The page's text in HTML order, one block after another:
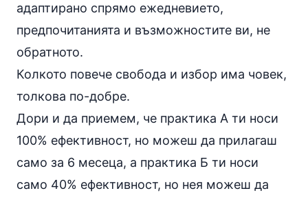
адаптирано спрямо ежедневието,
предпочитанията и възможностите ви, не
обратното.
Колкото повече свобода и избор има човек,
толкова по-добре.
Дори и да приемем, че практика А ти носи
100% ефективност, но можеш да прилагаш
само за 6 месеца, а практика Б ти носи
само 40% ефективност, но нея можеш да